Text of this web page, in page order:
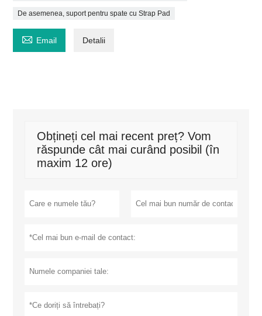
De asemenea, suport pentru spate cu Strap Pad
 Email Detalii
Obțineți cel mai recent preț? Vom
răspunde cât mai curând posibil (în
maxim 12 ore)